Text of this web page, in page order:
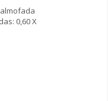
0,60 X